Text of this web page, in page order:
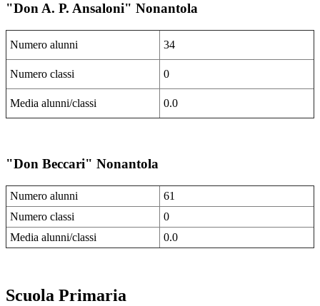
"Don A. P. Ansaloni" Nonantola
Numero alunni 34
Numero classi 0
Media alunni/classi 0.0
"Don Beccari" Nonantola
Numero alunni
61
Numero classi
0
Media alunni/classi
0.0
Scuola Primaria